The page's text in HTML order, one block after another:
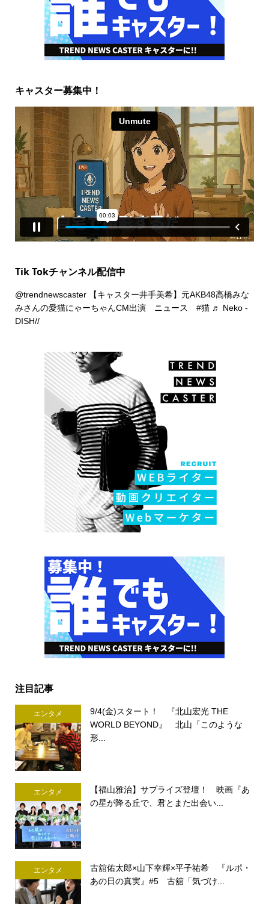
キャスター募集中！
Tik Tokチャンネル配信中
@trendnewscaster【キャスター井手美希】元AKB48高橋みな
みさんの愛猫にゃーちゃんCM出演 ニュース #猫 ♬ Neko -
DISH//
注目記事
エンタメ
9/4(金)スタート！ 『北山宏光 THE
WORLD BEYOND』 北山「このような
形...
エンタメ
【福山雅治】サプライズ登壇！ 映画『あ
の星が降る丘で、君とまた出会い...
エンタメ
古舘佑太郎×山下幸輝×平子祐希 『ルポ・
あの日の真実』#5 古舘「気づけ...